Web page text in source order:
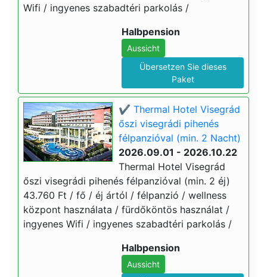
Wifi / ingyenes szabadtéri parkolás /
Halbpension
Aussicht
Übersetzen Sie dieses
Paket
✔️ Thermal Hotel Visegrád
őszi visegrádi pihenés
félpanzióval (min. 2 Nacht)
2026.09.01 - 2026.10.22
Thermal Hotel Visegrád
őszi visegrádi pihenés félpanzióval (min. 2 éj)
43.760 Ft / fő / éj ártól / félpanzió / wellness
központ használata / fürdőköntös használat /
ingyenes Wifi / ingyenes szabadtéri parkolás /
Halbpension
Aussicht